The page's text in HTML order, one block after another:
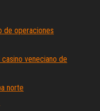
de operaciones
veneciano de
norte